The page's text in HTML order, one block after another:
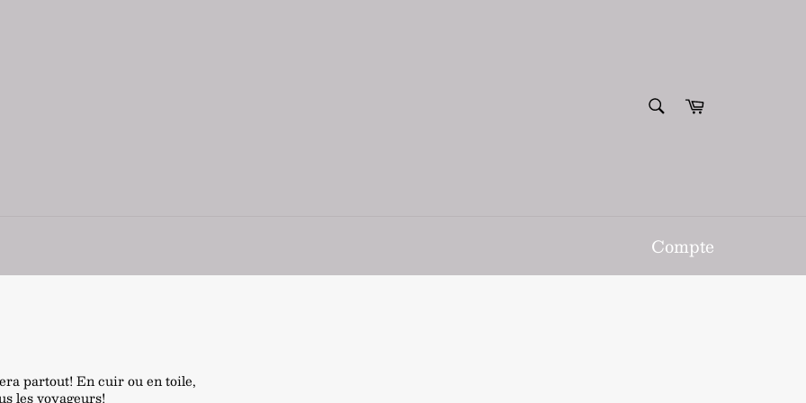
Recherche
Panier
Compte
partout! En cuir ou en toile,
les voyageurs!